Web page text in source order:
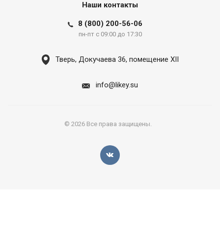
Наши контакты
8 (800) 200-56-06
пн-пт с 09:00 до 17:30
Тверь, Докучаева 36, помещение XII
info@likey.su
© 2026 Все права защищены.